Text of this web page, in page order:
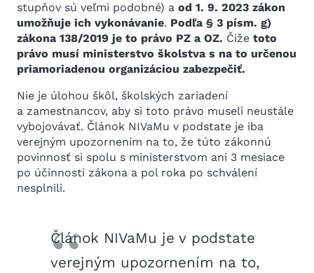
stupňov sú veľmi podobné) a od 1. 9. 2023 zákon
umožňuje ich vykonávanie. Podľa § 3 písm. g)
zákona 138/2019 je to právo PZ a OZ. Čiže toto
právo musí ministerstvo školstva s na to určenou
priamoriadenou organizáciou zabezpečiť.
Nie je úlohou škôl, školských zariadení
a zamestnancov, aby si toto právo museli neustále
vybojovávať. Článok NIVaMu v podstate je iba
verejným upozornením na to, že túto zákonnú
povinnosť si spolu s ministerstvom ani 3 mesiace
po účinnosti zákona a pol roka po schválení
nesplnili.
Článok NIVaMu je v podstate
verejným upozornením na to,